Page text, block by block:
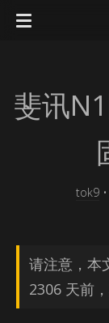
斐讯
tok9•
请注意，本
2306 天前